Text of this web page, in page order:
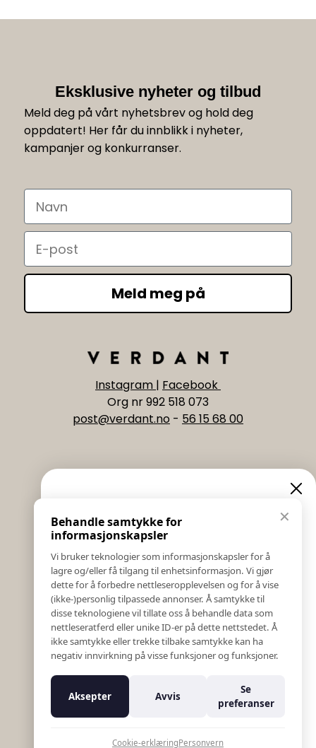
Eksklusive nyheter og tilbud
Meld deg på vårt nyhetsbrev og hold deg
oppdatert! Her får du innblikk i nyheter,
kampanjer og konkurranser.
Navn
Email
Meld meg på
Instagram | Facebook
Org nr 992 518 073
post@verdant.no - 56 15 68 00
Informasjon
Salgs & Leveringsbetingelser
Registrer reklamasjon eller retur
Kontakt Oss
Bildebank
Følg Oss
Prislister
Etiske Retningslinjer
Åpenhetsloven
Varsling om kritikkverdige forhold
K18 Kurkalkulator
✕
Behandle samtykke for
informasjonskapsler
Vi bruker teknologier som informasjonskapsler for å
lagre og/eller få tilgang til enhetsinformasjon. Vi gjør
dette for å forbedre nettleseropplevelsen og for å vise
(ikke-)personlig tilpassede annonser. Å samtykke til
disse teknologiene vil tillate oss å behandle data som
nettleseratferd eller unike ID-er på dette nettstedet. Å
ikke samtykke eller trekke tilbake samtykke kan ha
negativ innvirkning på visse funksjoner og funksjoner.
Aksepter Avvis
Se
preferanser
Cookie-erklæringPersonvern
Eksklusive nyheter og
tilbud
Meld deg på vårt nyhetsbrev og hold deg oppdatert!
Her får du innblikk i nyheter, kampanjer og
konkurranser.
E-post